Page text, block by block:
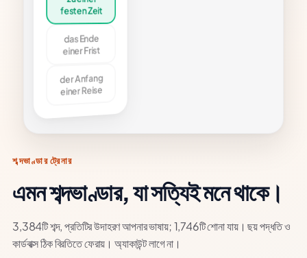
শব্দভাণ্ডার ট্রেনার
এমন শব্দভাণ্ডার, যা সত্যিই মনে থাকে।
3,384টি শব্দ, প্রতিটির উদাহরণ আপনার ভাষায়; 1,746টি শোনা যায়। ছয় পদ্ধতি ও
কার্ডবাক্স ঠিক বিরতিতে ফেরায়। অ্যাকাউন্ট লাগে না।